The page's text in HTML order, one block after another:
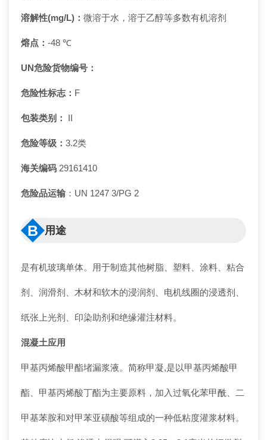
溶解性(mg/L)： 微溶于水，溶于乙醇等多数有机溶剂
熔点： -48 ℃
UN危险货物编号：
危险性标志： F
包装类别： II
危险等级： 3.2类
海关编码 29161410
危险品运输 ：UN 1247 3/PG 2
B 用途
是有机玻璃单体。用于制造其他树脂、塑料、涂料、粘合
剂、润滑剂、木材和软木的浸润剂、电机线圈的浸透剂、
纸张上光剂、印染助剂和绝缘灌注材料。
混凝土应用
甲基丙烯酸甲酯堵漏浆液。简称甲凝,是以甲基丙烯酸甲
酯、甲基丙烯酸丁酯为主要原料，加入过氧化苯甲酰、二
甲基苯胺和对甲苯亚磺酸等组成的一种低粘度灌浆材料。